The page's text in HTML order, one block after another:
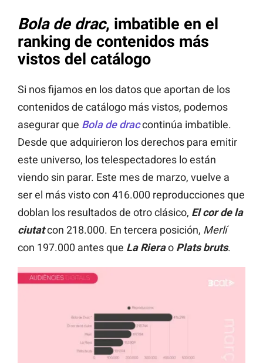
Bola de drac, imbatible en el
ranking de contenidos más
vistos del catálogo
Si nos fijamos en los datos que aportan de los
contenidos de catálogo más vistos, podemos
asegurar que Bola de draccontinúa imbatible.
Desde que adquirieron los derechos para emitir
este universo, los telespectadores lo están
viendo sin parar. Este mes de marzo, vuelve a
ser el más visto con 416.000 reproducciones que
doblan los resultados de otro clásico, El cor de la
ciutatcon 218.000. En tercera posición, Merlí
con 197.000 antes que La Rierao Plats bruts.